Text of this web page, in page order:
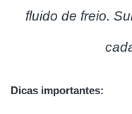
fluido de freio.
Dicas importantes: